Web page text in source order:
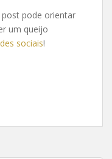
pode orientar
um queijo
sociais!